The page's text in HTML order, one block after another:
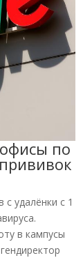
по
удалёнки с 1
в кампусы